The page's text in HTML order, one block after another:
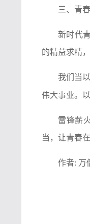
三、青
新时代
的精益求精
我们当
伟大事业。
雷锋薪
当，让青春
作者: 万